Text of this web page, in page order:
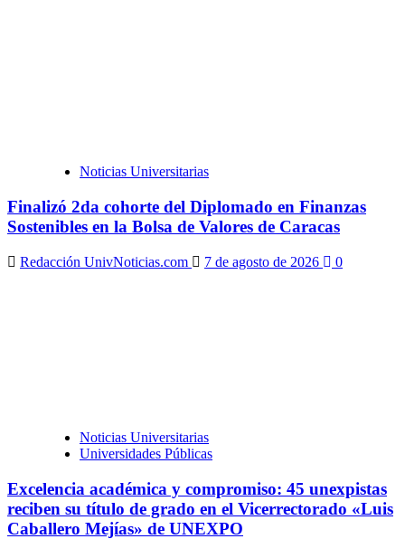
Noticias Universitarias
Finalizó 2da cohorte del Diplomado en Finanzas
Sostenibles en la Bolsa de Valores de Caracas
Redacción UnivNoticias.com 7 de agosto de 2026 0
Noticias Universitarias
Universidades Públicas
Excelencia académica y compromiso: 45 unexpistas
reciben su título de grado en el Vicerrectorado «Luis
Caballero Mejías» de UNEXPO